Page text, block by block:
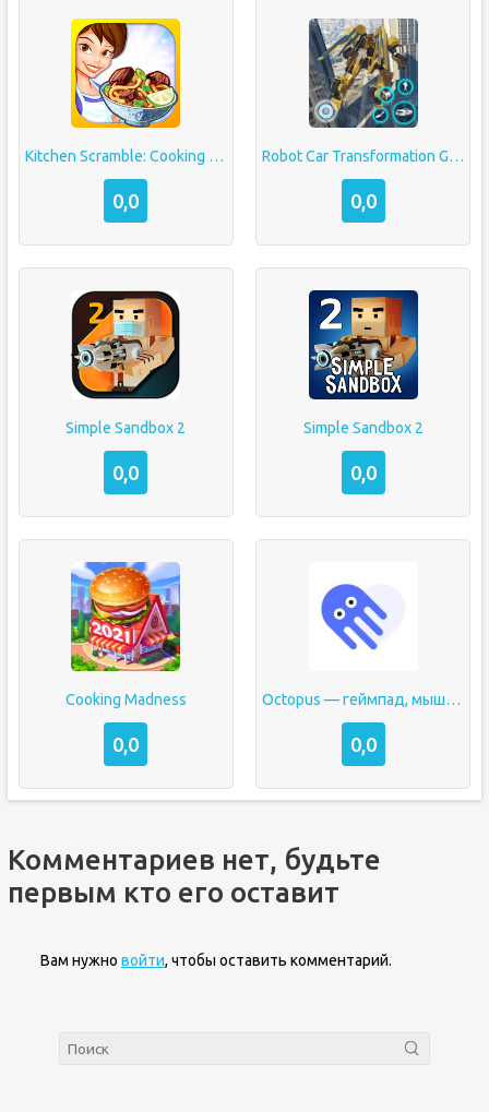
Kitchen Scramble: Cooking Game
0,0
Robot Car Transformation Game
0,0
Simple Sandbox 2
0,0
Simple Sandbox 2
0,0
Cooking Madness
0,0
Octopus — геймпад, мышь, раскладка клавиатуры
0,0
Комментариев нет, будьте
первым кто его оставит
Вам нужно войти, чтобы оставить комментарий.